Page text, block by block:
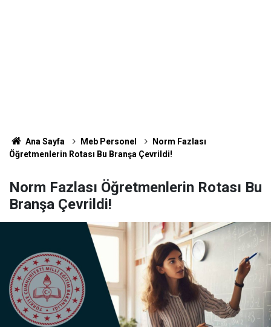
Ana Sayfa Meb Personel
Norm Fazlası
Öğretmenlerin Rotası Bu Branşa Çevrildi!
Norm Fazlası Öğretmenlerin Rotası Bu
Branşa Çevrildi!